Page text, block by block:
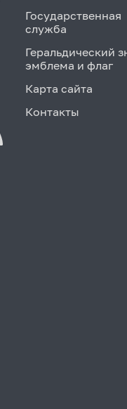
Государственная
служба
Геральдический
эмблема и флаг
Карта сайта
Контакты